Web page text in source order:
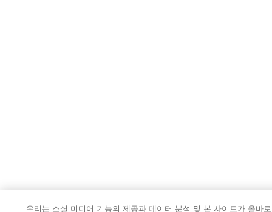
우리는 소셜 미디어 기능의 제공과 데이터 분석 및 본 사이트가 올바